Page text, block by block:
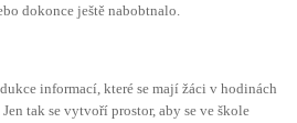
dokonce ještě nabobtnalo.
informací, které se mají žáci v hodinách
tak se vytvoří prostor, aby se ve škole